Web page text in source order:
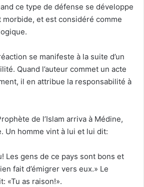
ce type de défense se développe
morbide, et est considéré comme
se manifeste à la suite d’un
Quand l’auteur commet un acte
il en attribue la responsabilité à
de l’Islam arriva à Médine,
Un homme vint à lui et lui dit:
Les gens de ce pays sont bons et
fait d’émigrer vers eux.» Le
«Tu as raison!».